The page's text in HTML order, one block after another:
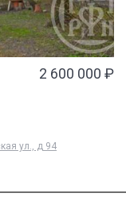
2 600 000 ₽
ул., д 94